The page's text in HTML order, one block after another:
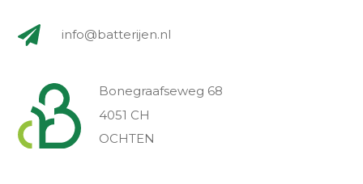
info@batterijen.nl
Bonegraafseweg 68
4051 CH
OCHTEN